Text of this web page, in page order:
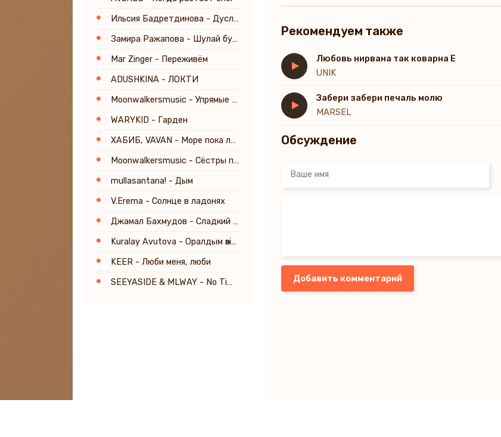
Ильсия Бадретдинова - Дуслык
Замира Ражапова - Шулай булыр
Mar Zinger - Переживём
ADUSHKINA - ЛОКТИ
Moonwalkersmusic - Упрямые глаза
WARYKID - Гарден
ХАБИБ, VAVAN - Море пока лето (prod. Fargo)
Moonwalkersmusic - Сёстры по сердцу
mullasantana! - Дым
V.Erema - Солнце в ладонях
Джамал Бахмудов - Сладкий яд твоей любви
Kuralay Avutova - Оралдым өзіме
KEER - Люби меня, люби
SEEYASIDE & MLWAY - No Time For Love
Рекомендуем также
Любовь нирвана так коварна Е
UNIK
Забери забери печаль молю
MARSEL
Обсуждение
Добавить комментарий